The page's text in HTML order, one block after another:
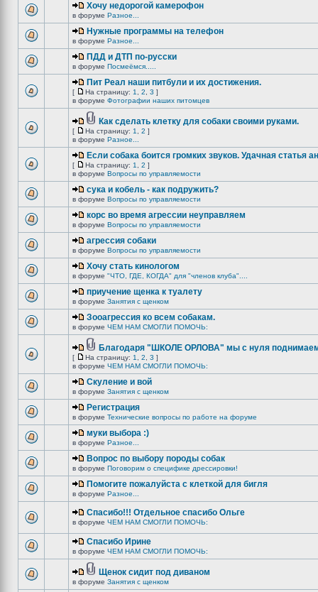
Хочу недорогой камерофон
в форуме Разное...
Нужные программы на телефон
в форуме Разное...
ПДД и ДТП по-русски
в форуме Посмеёмся.....
Пит Реал наши питбули и их достижения.
[ На страницу: 1 2 3 ]
в форуме Фотографии наших питомцев
Как сделать клетку для собаки своими руками.
[ На страницу: 1 2 ]
в форуме Разное...
Если собака боится громких звуков. Удачная статья
[ На страницу: 1 2 ]
в форуме Вопросы по управляемости
сука и кобель - как подружить?
в форуме Вопросы по управляемости
корс во время агрессии неуправляем
в форуме Вопросы по управляемости
агрессия собаки
в форуме Вопросы по управляемости
Хочу стать кинологом
в форуме "ЧТО, ГДЕ, КОГДА" для "членов клуба"....
приучение щенка к туалету
в форуме Занятия с щенком
Зооагрессия ко всем собакам.
в форуме ЧЕМ НАМ СМОГЛИ ПОМОЧЬ:
Благодаря "ШКОЛЕ ОРЛОВА" мы с нуля
[ На страницу: 1 2 3 ]
в форуме ЧЕМ НАМ СМОГЛИ ПОМОЧЬ:
Скуление и вой
в форуме Занятия с щенком
Регистрация
в форуме Технические вопросы по работе на форуме
муки выбора :)
в форуме Разное...
Вопрос по выбору породы собак
в форуме Поговорим о специфике дрессировки!
Помогите пожалуйста с клеткой для бигля
в форуме Разное...
Спасибо!!! Отдельное спасибо Ольге
в форуме ЧЕМ НАМ СМОГЛИ ПОМОЧЬ:
Спасибо Ирине
в форуме ЧЕМ НАМ СМОГЛИ ПОМОЧЬ:
Щенок сидит под диваном
в форуме Занятия с щенком